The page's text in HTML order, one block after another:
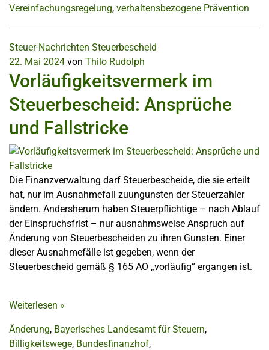
Vereinfachungsregelung, verhaltensbezogene Prävention
Steuer-Nachrichten Steuerbescheid
22. Mai 2024 von Thilo Rudolph
Vorläufigkeitsvermerk im
Steuerbescheid: Ansprüche
und Fallstricke
Die Finanzverwaltung darf Steuerbescheide, die sie erteilt
hat, nur im Ausnahmefall zuungunsten der Steuerzahler
ändern. Andersherum haben Steuerpflichtige – nach Ablauf
der Einspruchsfrist – nur ausnahmsweise Anspruch auf
Änderung von Steuerbescheiden zu ihren Gunsten. Einer
dieser Ausnahmefälle ist gegeben, wenn der
Steuerbescheid gemäß § 165 AO „vorläufig“ ergangen ist.
Weiterlesen »
Änderung, Bayerisches Landesamt für Steuern,
Billigkeitswege, Bundesfinanzhof,